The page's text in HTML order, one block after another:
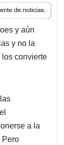
y aún
y no la
los convierte
a la
Pero